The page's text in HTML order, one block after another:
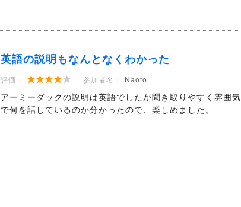
英語の説明もなんとなくわかった
評価： 参加者名： Naoto
アーミーダックの説明は英語でしたが聞き取りやすく雰囲気
で何を話しているのか分かったので、楽しめました。